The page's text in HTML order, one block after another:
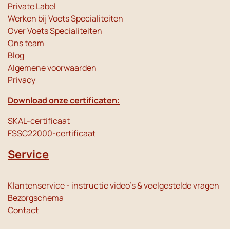
Private Label
Werken bij Voets Specialiteiten
Over Voets Specialiteiten
Ons team
Blog
Algemene voorwaarden
Privacy
Download onze certificaten:
SKAL-certificaat
FSSC22000-certificaat
Service
Klantenservice - instructie video's & veelgestelde vragen
Bezorgschema
Contact